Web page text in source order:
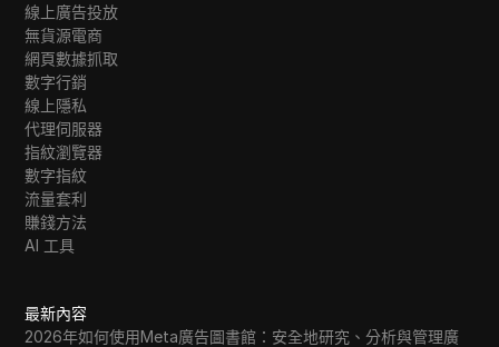
線上廣告投放
無貨源電商
網頁數據抓取
數字行銷
線上隱私
代理伺服器
指紋瀏覽器
數字指紋
流量套利
賺錢方法
AI 工具
最新內容
2026年如何使用Meta廣告圖書館：安全地研究、分析與管理廣